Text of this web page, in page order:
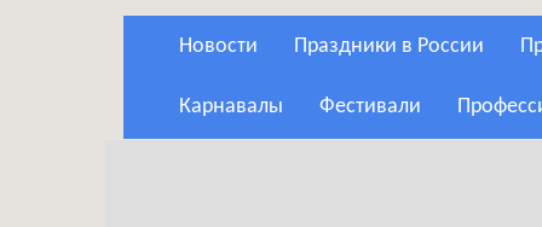
Новости Праздники в России
Карнавалы Фестивали